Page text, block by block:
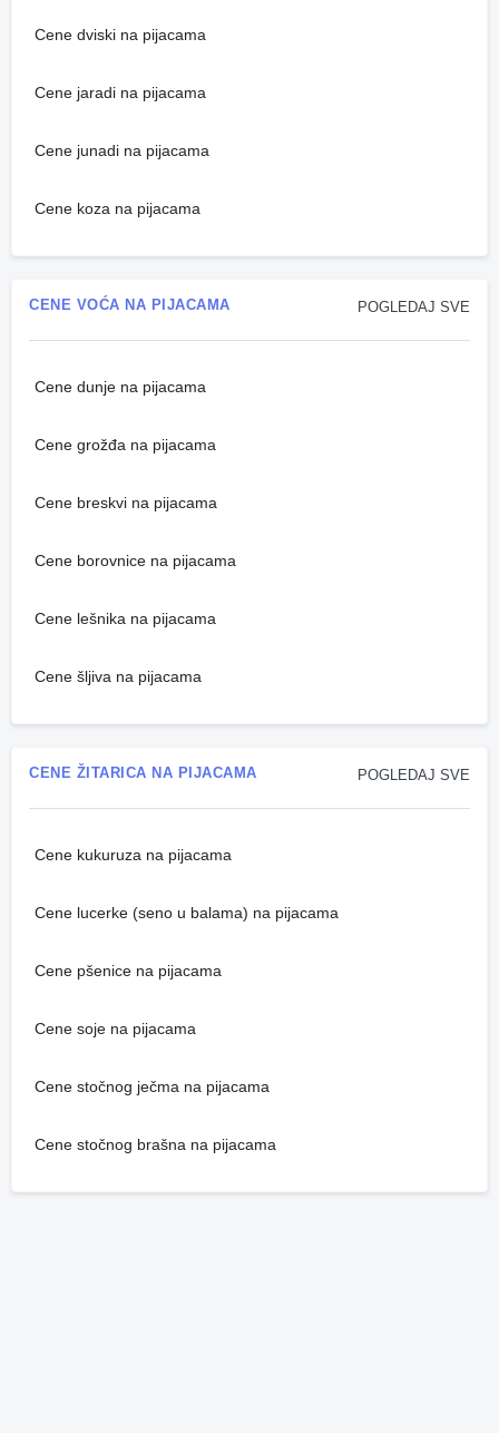
Cene dviski na pijacama
Cene jaradi na pijacama
Cene junadi na pijacama
Cene koza na pijacama
POGLEDAJ SVE
CENE VOĆA NA PIJACAMA
Cene dunje na pijacama
Cene grožđa na pijacama
Cene breskvi na pijacama
Cene borovnice na pijacama
Cene lešnika na pijacama
Cene šljiva na pijacama
POGLEDAJ SVE
CENE ŽITARICA NA PIJACAMA
Cene kukuruza na pijacama
Cene lucerke (seno u balama) na pijacama
Cene pšenice na pijacama
Cene soje na pijacama
Cene stočnog ječma na pijacama
Cene stočnog brašna na pijacama